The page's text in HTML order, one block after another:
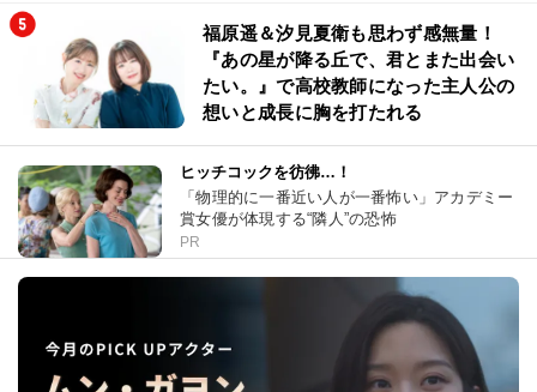
福原遥＆汐見夏衛も思わず感無量！
『あの星が降る丘で、君とまた出会い
たい。』で高校教師になった主人公の
想いと成長に胸を打たれる
ヒッチコックを彷彿…！
「物理的に一番近い人が一番怖い」アカデミー
賞女優が体現する“隣人”の恐怖
PR